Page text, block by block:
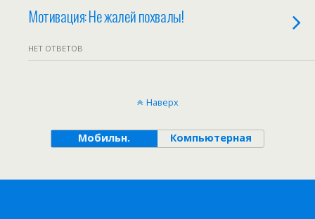
Мотивация: Не жалей похвалы!
НЕТ ОТВЕТОВ
Наверх
Мобильн. Компьютерная